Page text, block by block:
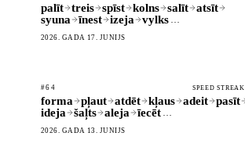
palīt treis spīst kolns salīt
atsīt
syuna
īnest izeja vylks …
2026. GADA 17. JŪNIJS
#64 SPEED STREAK
forma pļaut atdēt kļaus adeit
pasīt
ideja
šaļts aleja īecēt …
2026. GADA 13. JŪNIJS